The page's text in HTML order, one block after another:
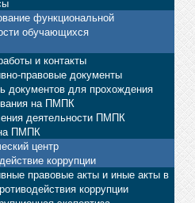
функциональной
обучающихся
и контакты
правовые документы
документов для прохождения
на ПМПК
деятельности ПМПК
ПМПК
центр
коррупции
правовые акты и иные акты в
коррупции